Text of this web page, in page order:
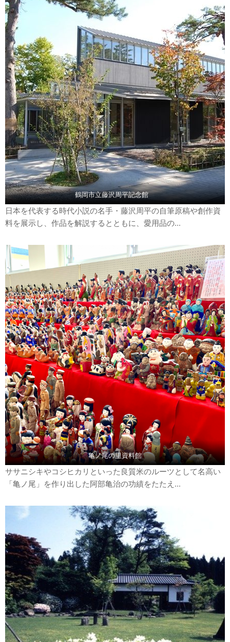
鶴岡市立藤沢周平記念館
日本を代表する時代小説の名手・藤沢周平の自筆原稿や創作資
料を展示し、作品を解説するとともに、愛用品の...
亀ノ尾の里資料館
ササニシキやコシヒカリといった良質米のルーツとして名高い
「亀ノ尾」を作り出した阿部亀治の功績をたたえ...